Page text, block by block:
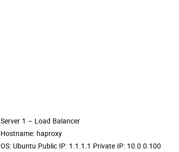
Server 1 – Load Balancer
Hostname: haproxy
OS: Ubuntu Public IP: 1.1.1.1 Private IP: 10.0.0.100